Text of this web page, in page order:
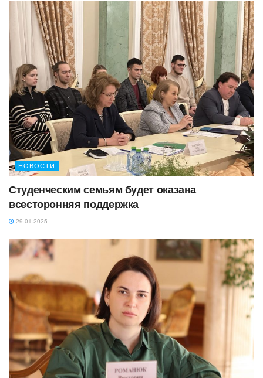
НОВОСТИ
Студенческим семьям будет оказана
всесторонняя поддержка
29.01.2025